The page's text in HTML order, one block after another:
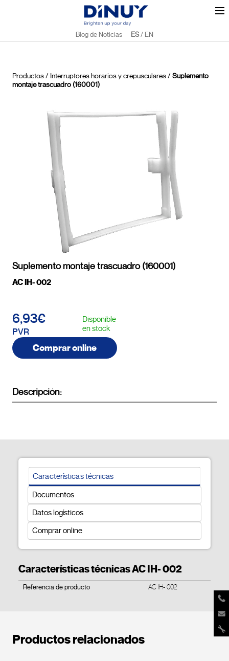
Blog de Noticias ES/ EN
Productos/ Interruptores horarios y crepusculares/ Suplemento
montaje trascuadro (160001)
Suplemento montaje trascuadro (160001)
AC IH- 002
6,93€
PVR
Disponible
en stock
Comprar online
Descripción:
Características técnicas
Documentos
Datos logísticos
Comprar online
Características técnicas AC IH- 002
Referencia de producto AC IH- 002
Productos relacionados